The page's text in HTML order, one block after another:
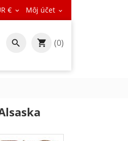
€  Môj účet 
 (0)